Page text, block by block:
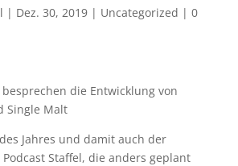
| Dez. 30, 2019| Uncategorized | 0
die Entwicklung von
Single Malt
Jahres und damit auch der
Staffel, die anders geplant